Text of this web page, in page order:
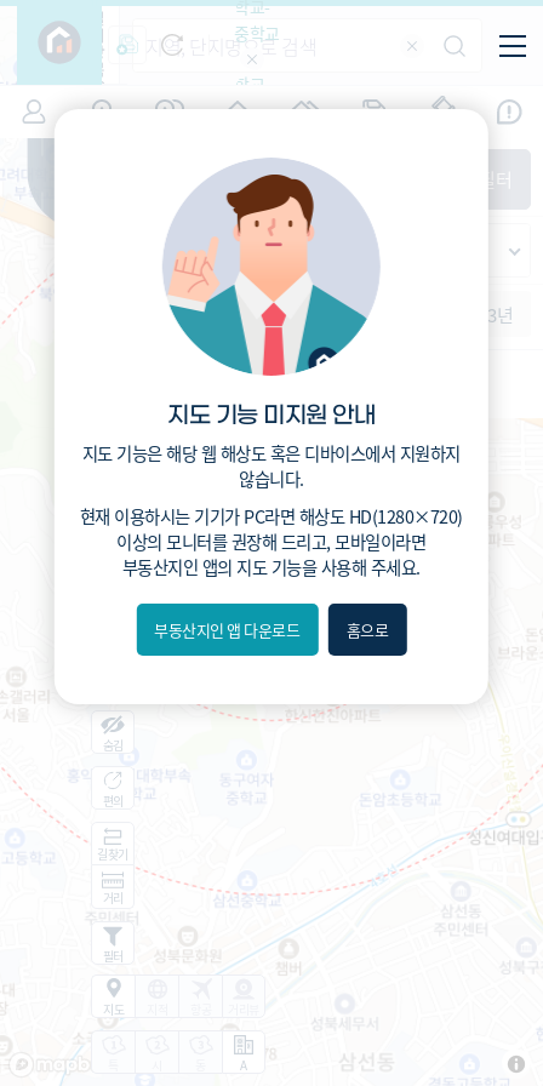
서울정수초등학교 (공립)
총거리
465m
운전
2.3 분
도보
9.9 분
필
항
목
(7)
학교-
중학교
학교-
고등학
면적-
평형
세대
수-100
이상
서울
범례
입주년차
입주예정
25~35년
35년이상
면적
숨김
편의
길찾기
거리
필터
지도
A
시세 입주 거래 전출입
인구
주거 경매
매매 전세 단지필터
가격
가격
범례색상기준
1개월 3개월 6개월 1년 3년
지도 기능 미지원 안내
지도 기능은 해당 웹 해상도 혹은 디바이스에서 지원하지
않습니다.
현재 이용하시는 기기가PC라면 해상도 HD(1280×720)
이상의 모니터를 권장해 드리고, 모바일이라면
부동산지인 앱의 지도 기능을 사용해 주세요.
부동산지인 앱 다운로드 홈으로